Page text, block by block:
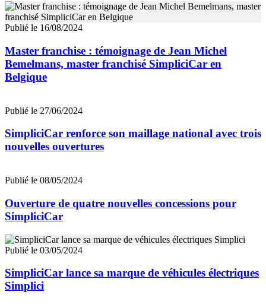
Publié le 16/08/2024
Master franchise : témoignage de Jean Michel
Bemelmans, master franchisé SimpliciCar en
Belgique
Publié le 27/06/2024
SimpliciCar renforce son maillage national avec trois
nouvelles ouvertures
Publié le 08/05/2024
Ouverture de quatre nouvelles concessions pour
SimpliciCar
Publié le 03/05/2024
SimpliciCar lance sa marque de véhicules électriques
Simplici